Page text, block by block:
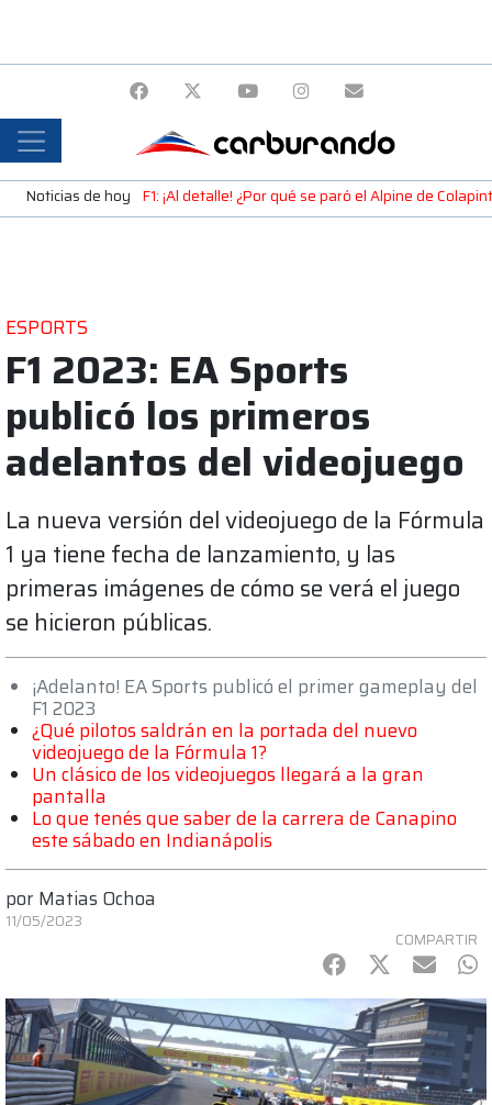
Noticias de hoy F1: ¡Al detalle! ¿Por qué se paró el Alpine de
ESPORTS
F1 2023: EA Sports
publicó los primeros
adelantos del videojuego
La nueva versión del videojuego de la Fórmula
1 ya tiene fecha de lanzamiento, y las
primeras imágenes de cómo se verá el juego
se hicieron públicas.
¡Adelanto! EA Sports publicó el primer gameplay del
F1 2023
¿Qué pilotos saldrán en la portada del nuevo
videojuego de la Fórmula 1?
Un clásico de los videojuegos llegará a la gran
pantalla
Lo que tenés que saber de la carrera de Canapino
este sábado en Indianápolis
por Matias Ochoa
11/05/2023
COMPARTIR
Facebook
Twitter
mail